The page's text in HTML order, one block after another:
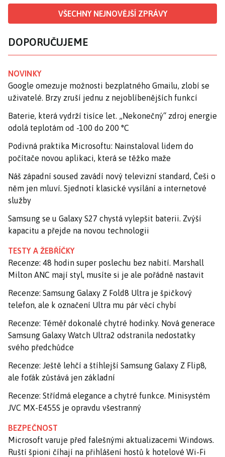
VŠECHNY NEJNOVĚJŠÍ ZPRÁVY
DOPORUČUJEME
NOVINKY
Google omezuje možnosti bezplatného Gmailu, zlobí se
uživatelé. Brzy zruší jednu z nejoblíbenějších funkcí
Baterie, která vydrží tisíce let. „Nekonečný“ zdroj energie
odolá teplotám od -100 do 200 °C
Podivná praktika Microsoftu: Nainstaloval lidem do
počítače novou aplikaci, která se těžko maže
Náš západní soused zavádí nový televizní standard, Češi o
něm jen mluví. Sjednotí klasické vysílání a internetové
služby
Samsung se u Galaxy S27 chystá vylepšit baterii. Zvýší
kapacitu a přejde na novou technologii
TESTY A ŽEBŘÍČKY
Recenze: 48 hodin super poslechu bez nabití. Marshall
Milton ANC mají styl, musíte si je ale pořádně nastavit
Recenze: Samsung Galaxy Z Fold8 Ultra je špičkový
telefon, ale k označení Ultra mu pár věcí chybí
Recenze: Téměř dokonalé chytré hodinky. Nová generace
Samsung Galaxy Watch Ultra2 odstranila nedostatky
svého předchůdce
Recenze: Ještě lehčí a štíhlejší Samsung Galaxy Z Flip8,
ale foťák zůstává jen základní
Recenze: Střídmá elegance a chytré funkce. Minisystém
JVC MX-E455S je opravdu všestranný
BEZPEČNOST
Microsoft varuje před falešnými aktualizacemi Windows.
Ruští špioni číhají na přihlášení hostů k hotelové Wi-Fi